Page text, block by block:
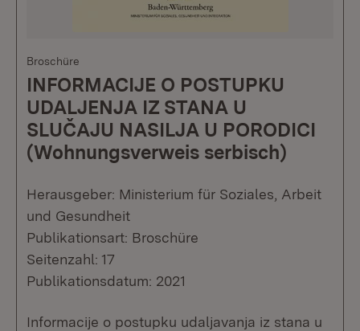
Broschüre
INFORMACIJE O POSTUPKU
UDALJENJA IZ STANA U
SLUČAJU NASILJA U PORODICI
(Wohnungsverweis serbisch)
Herausgeber: Ministerium für Soziales, Arbeit
und Gesundheit
Publikationsart: Broschüre
Seitenzahl: 17
Publikationsdatum: 2021
Informacije o postupku udaljavanja iz stana u